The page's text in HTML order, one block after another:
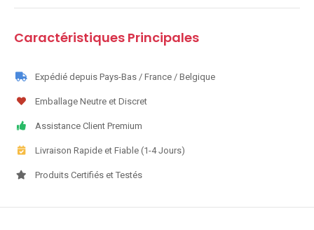
Caractéristiques Principales
Expédié depuis Pays-Bas / France / Belgique
Emballage Neutre et Discret
Assistance Client Premium
Livraison Rapide et Fiable (1-4 Jours)
Produits Certifiés et Testés